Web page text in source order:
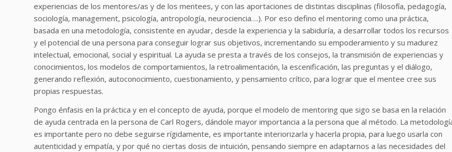
experiencias de los mentores/as y de los mentees, y con las aportaciones de distintas disciplinas (filosofía, pedagogía,
sociología, management, psicología, antropología, neurociencia….). Por eso defino el mentoring como una práctica,
basada en una metodología, consistente en ayudar, desde la experiencia y la sabiduría, a desarrollar todos los recursos
y el potencial de una persona para conseguir lograr sus objetivos, incrementando su empoderamiento y su madurez
intelectual, emocional, social y espiritual. La ayuda se presta a través de los consejos, la transmisión de experiencias y
conocimientos, los modelos de comportamientos, la retroalimentación, la escenificación, las preguntas y el diálogo,
generando reflexión, autoconocimiento, cuestionamiento, y pensamiento crítico, para lograr que el mentee cree sus
propias respuestas.
Pongo énfasis en la práctica y en el concepto de ayuda, porque el modelo de mentoring que sigo se basa en la relación
de ayuda centrada en la persona de Carl Rogers, dándole mayor importancia a la persona que al método. La
es importante pero no debe seguirse rígidamente, es importante interiorizarla y hacerla propia, para luego usarla con
autenticidad y empatía, y por qué no ciertas dosis de intuición, pensando siempre en adaptarnos a las necesidades del